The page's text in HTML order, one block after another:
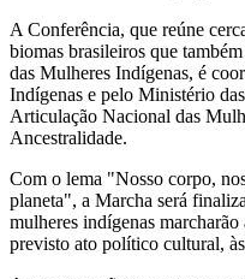
A Conferência, que reúne
biomas brasileiros que
das Mulheres Indígenas, é
Indígenas e pelo Ministério
Articulação Nacional das
Ancestralidade.
Com o lema "Nosso corpo,
planeta", a Marcha será
mulheres indígenas
previsto ato político cultural,